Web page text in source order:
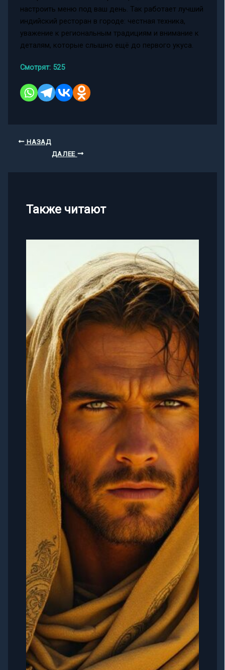
настроить меню под ваш день. Так работает лучший
индийский ресторан в городе: честная техника,
уважение к региональным традициям и внимание к
деталям, которые слышно ещё до первого укуса.
Смотрят: 525
НАЗАД
ДАЛЕЕ
Также читают